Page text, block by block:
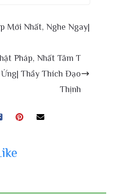
Mới Nhất, Nghe Ngay|
Pháp, Nhất Tâm T
Thầy Thích Đạo
Thịnh